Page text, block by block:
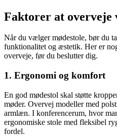
Faktorer at overveje
Når du vælger mødestole, bør du
funktionalitet og æstetik. Her er
overveje, før du beslutter dig.
1. Ergonomi og komfort
En god mødestol skal støtte
møder. Overvej modeller med
armlæn. I konferencerum, hvor
ergonomiske stole med fleksibel
fordel.